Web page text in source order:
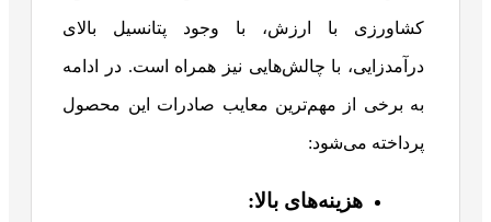
کشاورزی با ارزش، با وجود پتانسیل بالای
درآمدزایی، با چالش‌هایی نیز همراه است. در ادامه
به برخی از مهم‌ترین معایب صادرات این محصول
پرداخته می‌شود:
هزینه‌های بالا: